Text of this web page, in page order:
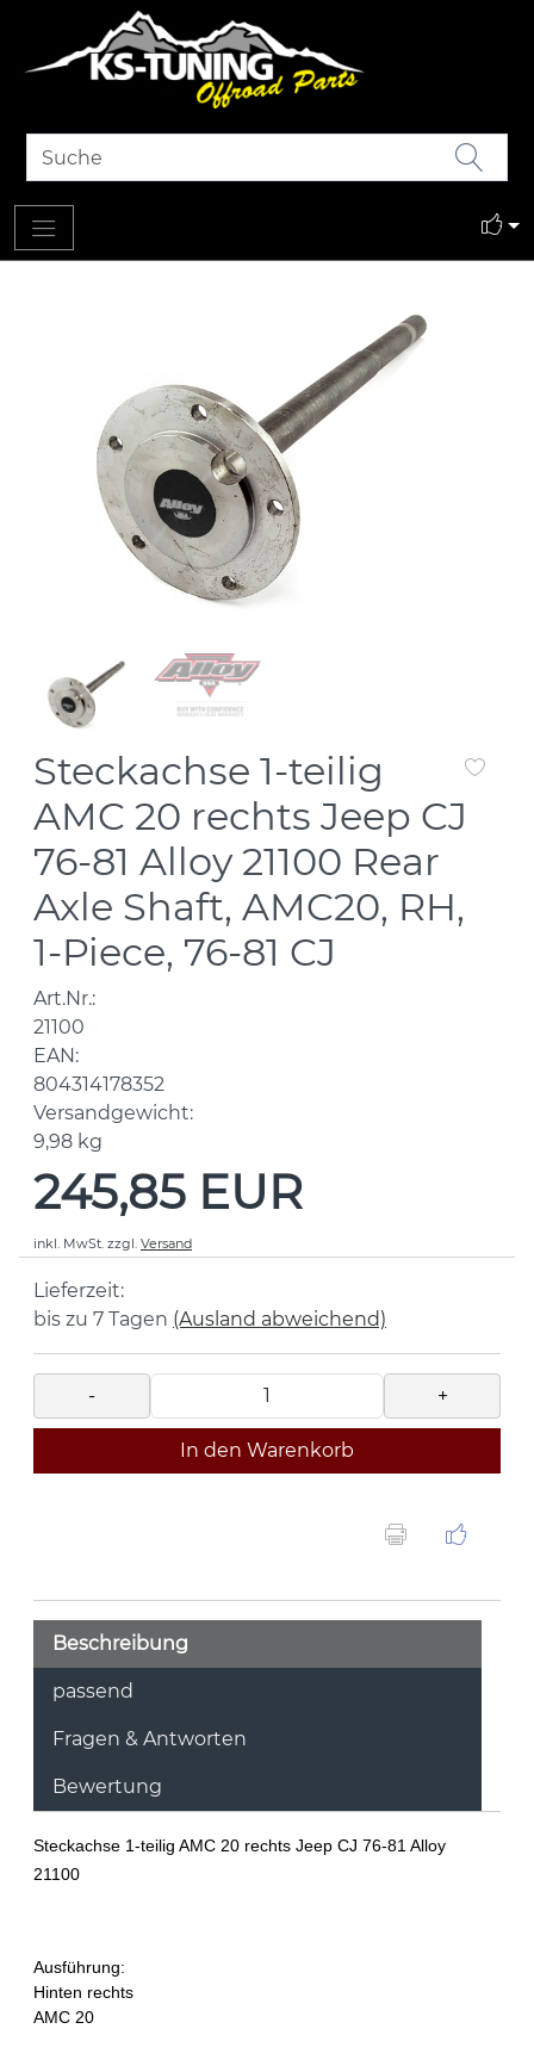
Steckachse 1-teilig
AMC 20 rechts Jeep CJ
76-81 Alloy 21100 Rear
Axle Shaft, AMC20, RH,
1-Piece, 76-81 CJ
Art.Nr.:
21100
EAN:
804314178352
Versandgewicht:
9,98 kg
245,85 EUR
inkl. MwSt. zzgl. Versand
Lieferzeit:
bis zu 7 Tagen (Ausland abweichend)
- +
In den Warenkorb
Beschreibung
passend
Fragen & Antworten
Bewertung
Steckachse 1-teilig AMC 20 rechts Jeep CJ 76-81 Alloy
21100
Ausführung:
Hinten rechts
AMC 20